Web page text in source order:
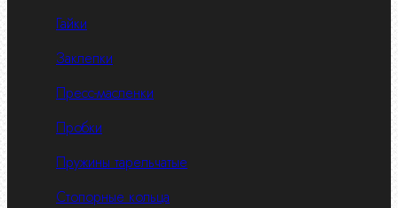
Гайки
Заклепки
Пресс-масленки
Пробки
Пружины тарельчатые
Стопорные кольца